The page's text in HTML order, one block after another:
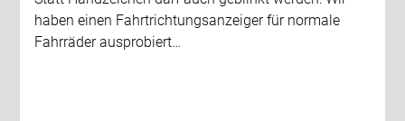
haben einen Fahrtrichtungsanzeiger für normale
Fahrräder ausprobiert…